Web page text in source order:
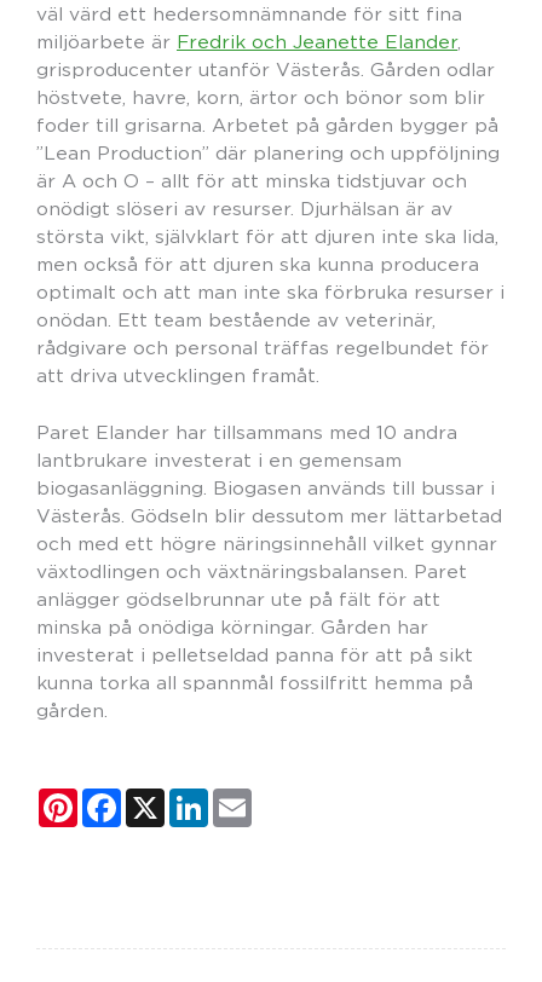
väl värd ett hedersomnämnande för sitt fina
miljöarbete är Fredrik och Jeanette Elander,
grisproducenter utanför Västerås. Gården odlar
höstvete, havre, korn, ärtor och bönor som blir
foder till grisarna. Arbetet på gården bygger på
”Lean Production” där planering och uppföljning
är A och O – allt för att minska tidstjuvar och
onödigt slöseri av resurser. Djurhälsan är av
största vikt, självklart för att djuren inte ska lida,
men också för att djuren ska kunna producera
optimalt och att man inte ska förbruka resurser i
onödan. Ett team bestående av veterinär,
rådgivare och personal träffas regelbundet för
att driva utvecklingen framåt.
Paret Elander har tillsammans med 10 andra
lantbrukare investerat i en gemensam
biogasanläggning. Biogasen används till bussar i
Västerås. Gödseln blir dessutom mer lättarbetad
och med ett högre näringsinnehåll vilket gynnar
växtodlingen och växtnäringsbalansen. Paret
anlägger gödselbrunnar ute på fält för att
minska på onödiga körningar. Gården har
investerat i pelletseldad panna för att på sikt
kunna torka all spannmål fossilfritt hemma på
gården.
PinterestFacebook
X LinkedIn